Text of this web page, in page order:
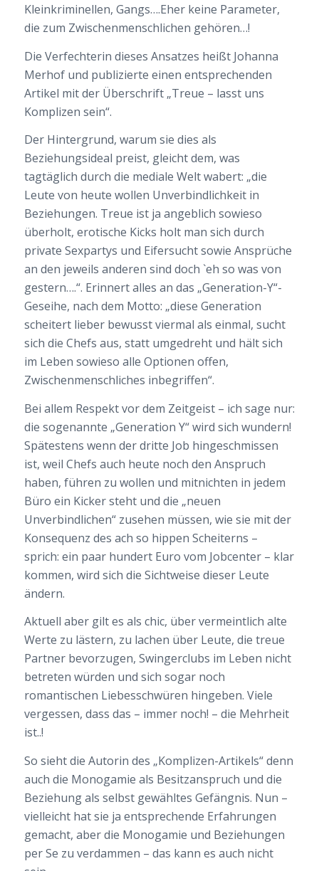
Kleinkriminellen, Gangs….Eher keine Parameter,
die zum Zwischenmenschlichen gehören…!
Die Verfechterin dieses Ansatzes heißt Johanna
Merhof und publizierte einen entsprechenden
Artikel mit der Überschrift „Treue – lasst uns
Komplizen sein“.
Der Hintergrund, warum sie dies als
Beziehungsideal preist, gleicht dem, was
tagtäglich durch die mediale Welt wabert: „die
Leute von heute wollen Unverbindlichkeit in
Beziehungen. Treue ist ja angeblich sowieso
überholt, erotische Kicks holt man sich durch
private Sexpartys und Eifersucht sowie Ansprüche
an den jeweils anderen sind doch `eh so was von
gestern….“. Erinnert alles an das „Generation-Y“-
Geseihe, nach dem Motto: „diese Generation
scheitert lieber bewusst viermal als einmal, sucht
sich die Chefs aus, statt umgedreht und hält sich
im Leben sowieso alle Optionen offen,
Zwischenmenschliches inbegriffen“.
Bei allem Respekt vor dem Zeitgeist – ich sage nur:
die sogenannte „Generation Y“ wird sich wundern!
Spätestens wenn der dritte Job hingeschmissen
ist, weil Chefs auch heute noch den Anspruch
haben, führen zu wollen und mitnichten in jedem
Büro ein Kicker steht und die „neuen
Unverbindlichen“ zusehen müssen, wie sie mit der
Konsequenz des ach so hippen Scheiterns –
sprich: ein paar hundert Euro vom Jobcenter – klar
kommen, wird sich die Sichtweise dieser Leute
ändern.
Aktuell aber gilt es als chic, über vermeintlich alte
Werte zu lästern, zu lachen über Leute, die treue
Partner bevorzugen, Swingerclubs im Leben nicht
betreten würden und sich sogar noch
romantischen Liebesschwüren hingeben. Viele
vergessen, dass das – immer noch! – die Mehrheit
ist..!
So sieht die Autorin des „Komplizen-Artikels“ denn
auch die Monogamie als Besitzanspruch und die
Beziehung als selbst gewähltes Gefängnis. Nun –
vielleicht hat sie ja entsprechende Erfahrungen
gemacht, aber die Monogamie und Beziehungen
per Se zu verdammen – das kann es auch nicht